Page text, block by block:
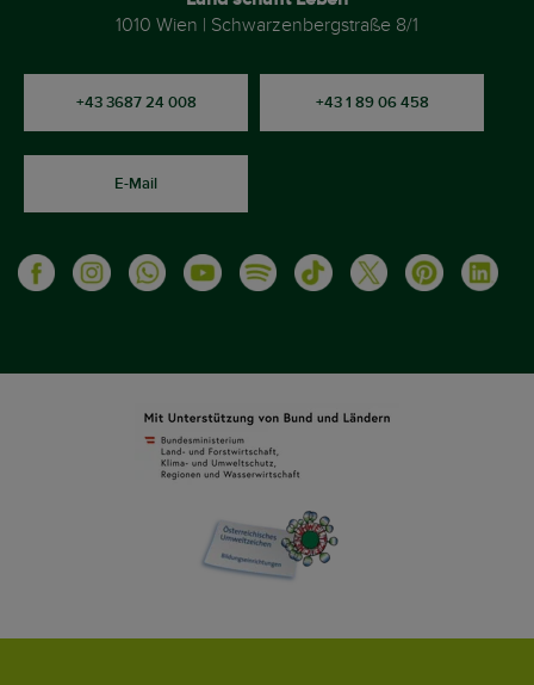
1010 Wien | Schwarzenbergstraße 8/1
+43 3687 24 008 +43 1 89 06 458
E-Mail